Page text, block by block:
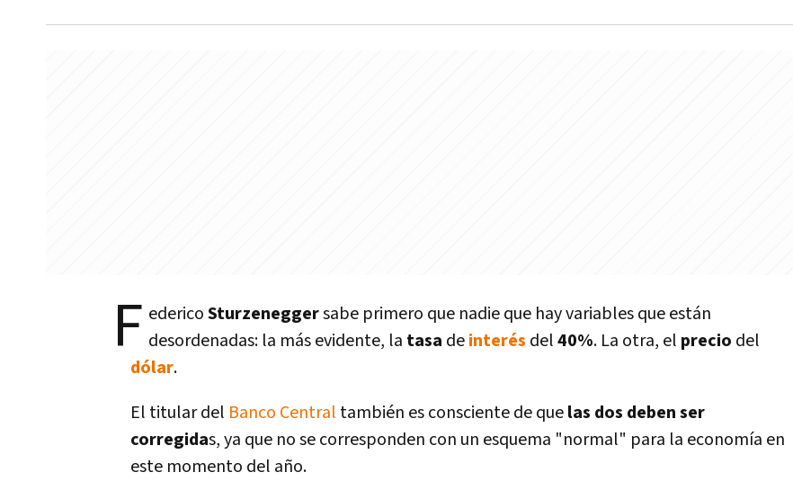
F edericoSturzeneggersabe primero que nadie que hay variables que están
desordenadas: la más evidente, la tasa deinterés del40%. La otra, el precio del
dólar.
El titular del Banco Central también es consciente de quelas dos deben ser
corregidas, ya que no se corresponden con un esquema "normal" para la economí­a en
este momento del año.